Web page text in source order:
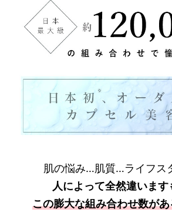
肌の悩み…肌質…ライフス
人によって全然違います
この膨大な組み合わせ数が